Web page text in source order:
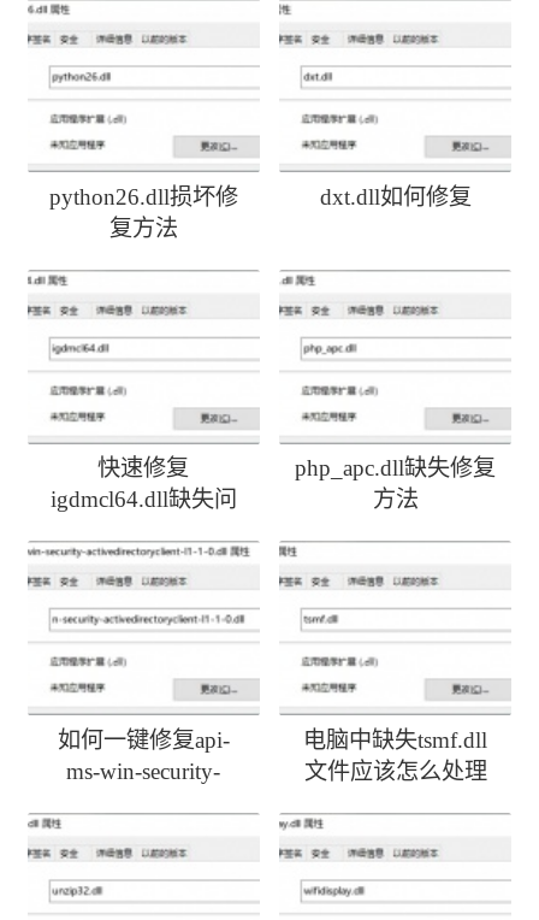
python26.dll损坏修
复方法
dxt.dll如何修复
快速修复
igdmcl64.dll缺失问
php_apc.dll缺失修复
方法
如何一键修复api-
ms-win-security-
电脑中缺失tsmf.dll
文件应该怎么处理